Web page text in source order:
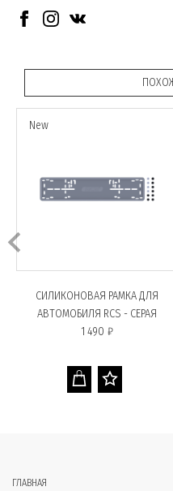
New
СИЛИКОНОВАЯ РАМКА ДЛЯ
АВТОМОБИЛЯ RCS - СЕРАЯ
1 490 ₽
ГЛАВНАЯ